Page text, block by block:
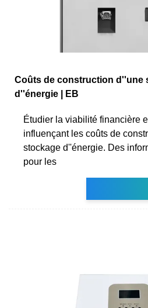
Coûts de construction d''une
d''énergie | EB
Étudier la viabilité financière
influençant les coûts de
stockage d''énergie. Des
pour les